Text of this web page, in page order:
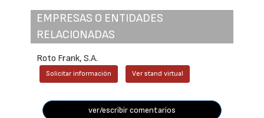
EMPRESAS O ENTIDADES
RELACIONADAS
Roto Frank, S.A.
Solicitar información Ver stand virtual
ver/escribir comentarios